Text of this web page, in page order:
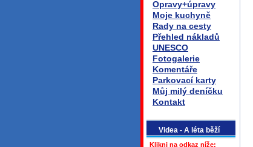
Opravy+úpravy
Moje kuchyně
Rady na cesty
Přehled nákladů
UNESCO
Fotogalerie
Komentáře
Parkovací karty
Můj milý deníčku
Kontakt
Videa - A léta běží
Klikni na odkaz níže: